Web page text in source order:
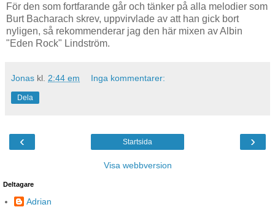
För den som fortfarande går och tänker på alla melodier som
Burt Bacharach skrev, uppvirvlade av att han gick bort
nyligen, så rekommenderar jag den här mixen av Albin
"Eden Rock" Lindström.
Jonas kl. 2:44 em Inga kommentarer:
Dela
‹ ›
Startsida
Visa webbversion
Deltagare
Adrian